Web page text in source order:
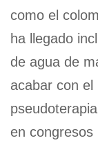
como el
ha llegado
de agua de
acabar con
en